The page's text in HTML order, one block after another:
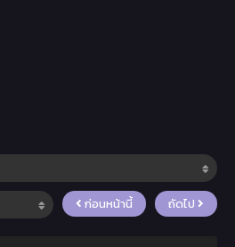
ก่อนหน้านี้ ถัดไป